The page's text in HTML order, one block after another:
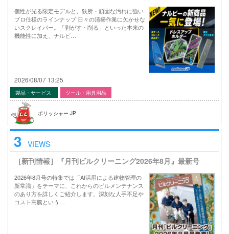
個性が光る限定モデルと、狭所・頑固な汚れに強い
プロ仕様のラインナップ 日々の清掃作業に欠かせな
いスクレイパー。「剥がす・削る」といった本来の
機能性に加え、ナルビ…
2026/08/07 13:25
製品・サービス ツール・用具用品
ポリッシャー.JP
3 VIEWS
［新刊情報］『月刊ビルクリーニング2026年8月』最新号
2026年8月号の特集では「AI活用による建物管理の
新常識」をテーマに、これからのビルメンテナンス
のあり方を詳しくご紹介します。深刻な人手不足や
コスト高騰という…